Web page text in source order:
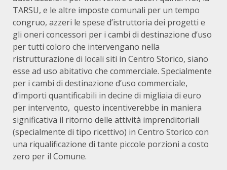
TARSU, e le altre imposte comunali per un tempo
congruo, azzeri le spese d’istruttoria dei progetti e
gli oneri concessori per i cambi di destinazione d’uso
per tutti coloro che intervengano nella
ristrutturazione di locali siti in Centro Storico, siano
esse ad uso abitativo che commerciale. Specialmente
per i cambi di destinazione d’uso commerciale,
d’importi quantificabili in decine di migliaia di euro
per intervento, questo incentiverebbe in maniera
significativa il ritorno delle attività imprenditoriali
(specialmente di tipo ricettivo) in Centro Storico con
una riqualificazione di tante piccole porzioni a costo
zero per il Comune.